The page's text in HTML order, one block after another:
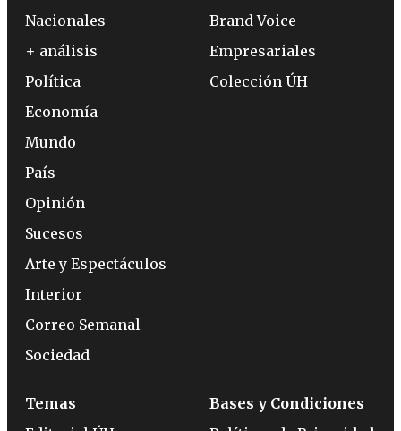
Nacionales
+ análisis
Política
Economía
Mundo
País
Opinión
Sucesos
Arte y Espectáculos
Interior
Correo Semanal
Sociedad
Brand Voice
Empresariales
Colección ÚH
Temas
Bases y Condiciones